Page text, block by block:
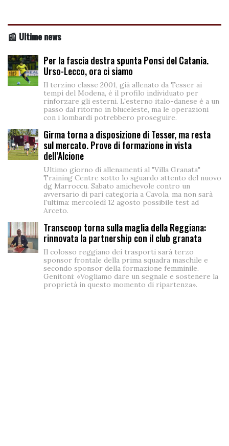
📰 Ultime news
Per la fascia destra spunta Ponsi del Catania.
Urso-Lecco, ora ci siamo
Il terzino classe 2001, già allenato da Tesser ai
tempi del Modena, è il profilo individuato per
rinforzare gli esterni. L'esterno italo-danese è a un
passo dal ritorno in bluceleste, ma le operazioni
con i lombardi potrebbero proseguire.
Girma torna a disposizione di Tesser, ma resta
sul mercato. Prove di formazione in vista
dell’Alcione
Ultimo giorno di allenamenti al "Villa Granata"
Training Centre sotto lo sguardo attento del nuovo
dg Marroccu. Sabato amichevole contro un
avversario di pari categoria a Cavola, ma non sarà
l'ultima: mercoledì 12 agosto possibile test ad
Arceto.
Transcoop torna sulla maglia della Reggiana:
rinnovata la partnership con il club granata
Il colosso reggiano dei trasporti sarà terzo
sponsor frontale della prima squadra maschile e
secondo sponsor della formazione femminile.
Genitoni: «Vogliamo dare un segnale e sostenere la
proprietà in questo momento di ripartenza».